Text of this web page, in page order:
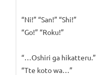
“Ni!” “San!” “Shi!”
“Go!” “Roku!”
“…Oshiri ga hikatteru.”
“Tte koto wa…”